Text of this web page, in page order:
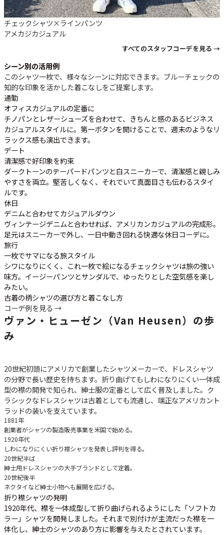
チェックシャツ×ラインパンツ
アメカジカジュアル
すべてのスタッフコーデを見る →
シーン別の活用例
このシャツ一枚で、様々なシーンに対応できます。ブルーチェックの
知的な印象を活かした着こなしをご提案します。
通勤
オフィスカジュアルの定番に
チノパンとレザーシューズを合わせて、きちんと感のあるビジネス
カジュアルスタイルに。第一ボタンを開けることで、週末のようなリ
ラックス感も演出できます。
デート
清潔感で好印象を約束
ダークトーンのテーパードパンツと白スニーカーで、清潔感と親しみ
やすさを両立。堅苦しくなく、それでいて真面目さも伝わるスタイ
ルです。
休日
デニムと合わせてカジュアルダウン
ヴィンテージデニムと合わせれば、アメリカンカジュアルの完成形。
足元はスニーカーで外し、一日中動き回れる快適な休日コーデに。
旅行
一枚でサマになる旅スタイル
シワになりにくく、これ一枚で絵になるチェックシャツは旅の強い
味方。イージーパンツとサンダルで、ゆったりとした空気感を楽し
みたい。
古着の柄シャツの選び方と着こなし方
コーデ例を見る →
ヴァン・ヒューゼン（Van Heusen）の歩
み
20世紀初頭にアメリカで創業したシャツメーカーで、ドレスシャツ
の分野で長い歴史を持ちます。折り曲げてもしわになりにくい一体成
型の襟の開発で知られ、紳士服の定番として広く普及しました。ク
ラシックなドレスシャツは古着としても流通し、端正なアメリカント
ラッドの装いを支えています。
1881年
創業者がシャツの製造販売事業を米国で始める。
1920年代
しわになりにくい折り襟シャツを発表し評判を得る。
20世紀半ば
紳士用ドレスシャツの大手ブランドとして定着。
20世紀後半
ネクタイなど紳士小物へも展開を広げる。
折り襟シャツの発明
1920年代、襟を一体成型して折り曲げられるようにした「ソフトカ
ラー」シャツを開発しました。それまで別付けが主流だった襟を一
体化し、紳士のシャツのあり方に影響を与えたとされています。